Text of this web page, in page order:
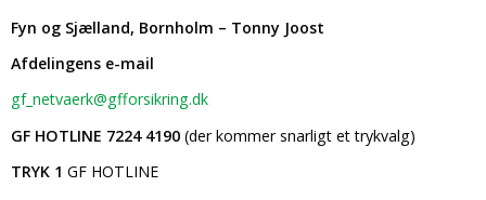
Fyn og Sjælland, Bornholm – Tonny Joost
Afdelingens e-mail
gf_netvaerk@gfforsikring.dk
GF HOTLINE 7224 4190 (der kommer snarligt et trykvalg)
TRYK 1 GF HOTLINE